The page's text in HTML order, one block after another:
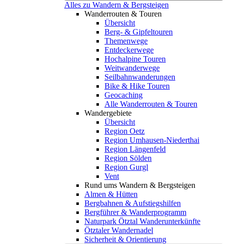
Alles zu Wandern & Bergsteigen
Wanderrouten & Touren
Übersicht
Berg- & Gipfeltouren
Themenwege
Entdeckerwege
Hochalpine Touren
Weitwanderwege
Seilbahnwanderungen
Bike & Hike Touren
Geocaching
Alle Wanderrouten & Touren
Wandergebiete
Übersicht
Region Oetz
Region Umhausen-Niederthai
Region Längenfeld
Region Sölden
Region Gurgl
Vent
Rund ums Wandern & Bergsteigen
Almen & Hütten
Bergbahnen & Aufstiegshilfen
Bergführer & Wanderprogramm
Naturpark Ötztal Wanderunterkünfte
Ötztaler Wandernadel
Sicherheit & Orientierung